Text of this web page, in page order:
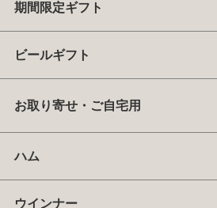
期間限定ギフト
ビールギフト
お取り寄せ・ご自宅用
ハム
ウインナー